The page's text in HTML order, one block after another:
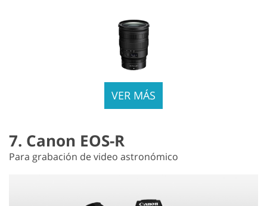
VER MÁS
7. Canon EOS-R
Para grabación de video astronómico